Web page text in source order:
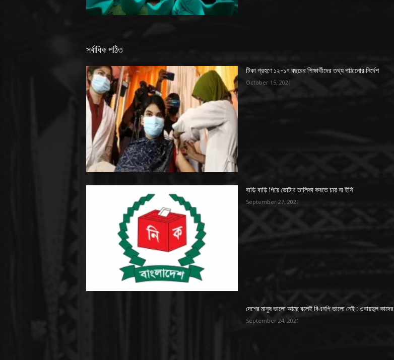
সর্বাধিক পঠিত
টিকা গ্রহণে ১২-১৭ বছরের শিক্ষার্থীদের তথ্য পাঠানোর নির্দেশ
October 15, 2021
বাড়ি বাড়ি গিয়ে ভোটার তালিকা করতে চায় না ইসি
September 27, 2021
দেশের মানুষ ভালো আছে বলেই বিএনপি ভালো নেই : ওবায়দুল কাদের
September 24, 2021